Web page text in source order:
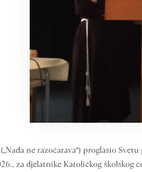
ne razočarava“) proglasio
za djelatnike Katoličkog školskog